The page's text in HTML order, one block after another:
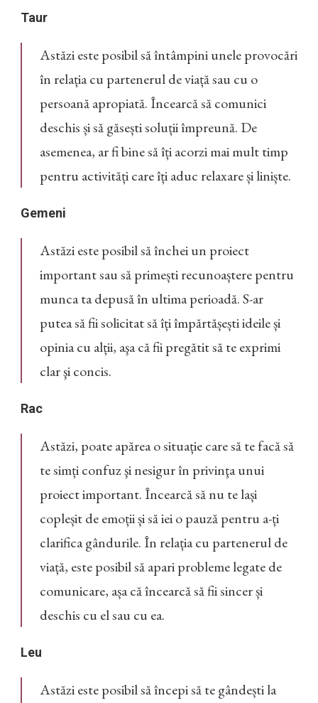
Taur
Astăzi este posibil să întâmpini unele provocări
în relația cu partenerul de viață sau cu o
persoană apropiată. Încearcă să comunici
deschis și să găsești soluții împreună. De
asemenea, ar fi bine să îți acorzi mai mult timp
pentru activități care îți aduc relaxare și liniște.
Gemeni
Astăzi este posibil să închei un proiect
important sau să primești recunoaștere pentru
munca ta depusă în ultima perioadă. S-ar
putea să fii solicitat să îți împărtășești ideile și
opinia cu alții, aşa că fii pregătit să te exprimi
clar şi concis.
Rac
Astăzi, poate apărea o situație care să te facă să
te simți confuz şi nesigur în privinţa unui
proiect important. Încearcă să nu te lași
copleșit de emoții și să iei o pauză pentru a-ți
clarifica gândurile. În relația cu partenerul de
viață, este posibil să apari probleme legate de
comunicare, așa că încearcă să fii sincer și
deschis cu el sau cu ea.
Leu
Astăzi este posibil să începi să te gândești la